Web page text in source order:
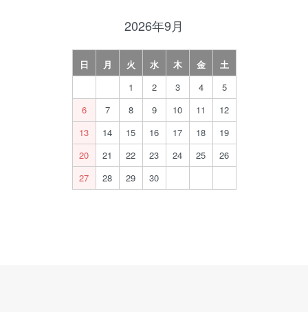
2026年9月
日 月 火 水 木 金
土
1
2 3 4
5
6
7 8 9 10 11
12
13
14 15 16 17 18
19
20
21 22 23 24 25
26
27
28 29 30